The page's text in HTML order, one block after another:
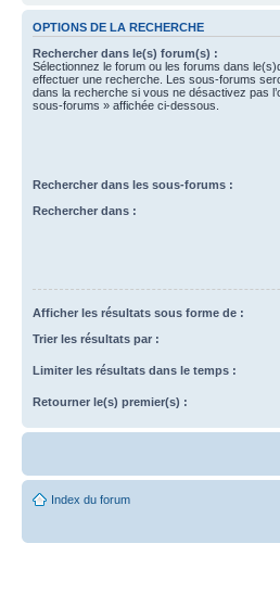
OPTIONS DE LA RECHERCHE
Rechercher dans le(s) forum(s) :
Sélectionnez le forum ou les forums dans
effectuer une recherche. Les sous-forums
dans la recherche si vous ne désactivez pas
sous-forums » affichée ci-dessous.
Rechercher dans les sous-forums :
Rechercher dans :
Afficher les résultats sous forme de :
Trier les résultats par :
Limiter les résultats dans le temps :
Retourner le(s) premier(s) :
Index du forum